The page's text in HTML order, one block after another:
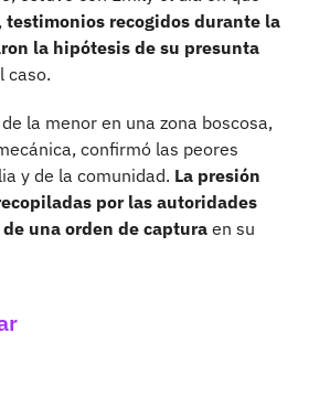
testimonios recogidos durante la
la hipótesis de su presunta
caso.
la menor en una zona boscosa,
confirmó las peores
y de la comunidad. La presión
por las autoridades
una orden de captura en su